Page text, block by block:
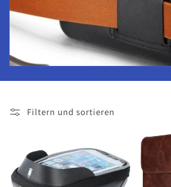
i
:
Filtern und sortieren